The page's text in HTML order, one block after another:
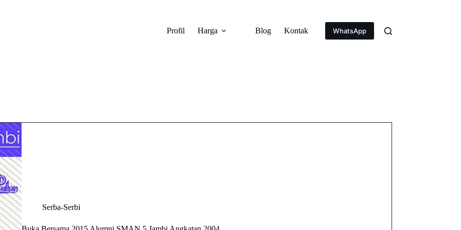
Profil Harga Blog Kontak WhatsApp
Serba-Serbi